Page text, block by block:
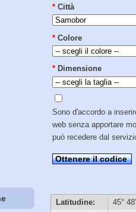
* Città
* Colore
* Dimensione
Sono d'accordo a
web senza apportare
può recedere dal
Ottenere il codice
Latitudine:
45°